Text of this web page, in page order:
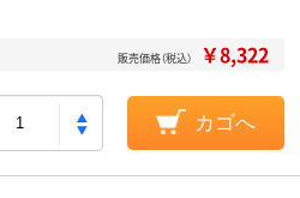
販売価格（税込） ￥8,322
カゴへ